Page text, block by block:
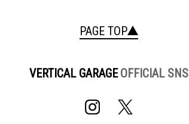
PAGE TOP
VERTICAL GARAGE OFFICIAL SNS